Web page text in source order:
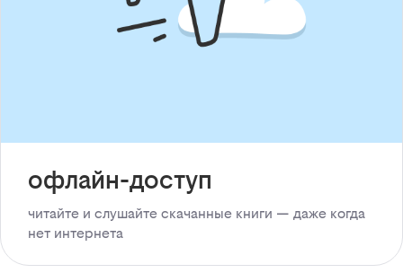
офлайн-доступ
читайте и слушайте скачанные книги — даже когда
нет интернета